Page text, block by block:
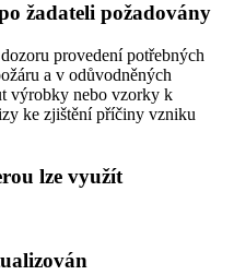
žadateli požadovány
provedení potřebných
a v odůvodněných
výrobky nebo vzorky k
ke zjištění příčiny vzniku
lze využít